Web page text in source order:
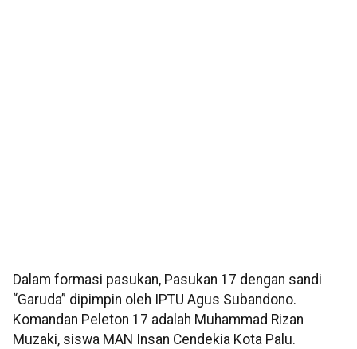
Dalam formasi pasukan, Pasukan 17 dengan sandi
“Garuda” dipimpin oleh IPTU Agus Subandono.
Komandan Peleton 17 adalah Muhammad Rizan
Muzaki, siswa MAN Insan Cendekia Kota Palu.